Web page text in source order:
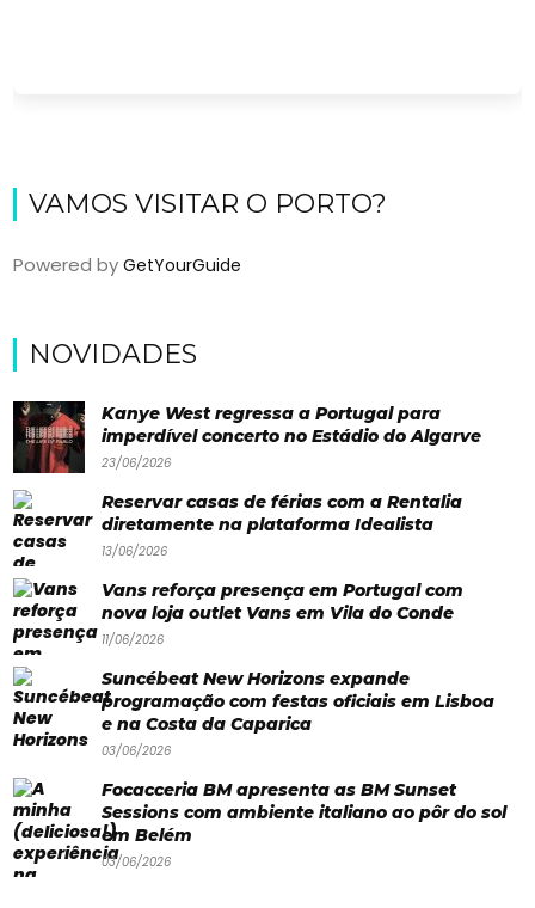
dormir?
Lifestyle
Restaurantes
Praias
Paradisíacas
Swimwear
Água
Bronzeado
Sun7
VAMOS VISITAR O PORTO?
Powered byGetYourGuide
NOVIDADES
Kanye West regressa a Portugal para
imperdível concerto no Estádio do Algarve
23/06/2026
Reservar casas de férias com a Rentalia
diretamente na plataforma Idealista
13/06/2026
Vans reforça presença em Portugal com
nova loja outlet Vans em Vila do Conde
11/06/2026
Suncébeat New Horizons expande
programação com festas oficiais em Lisboa
e na Costa da Caparica
03/06/2026
Focacceria BM apresenta as BM Sunset
Sessions com ambiente italiano ao pôr do sol
em Belém
03/06/2026